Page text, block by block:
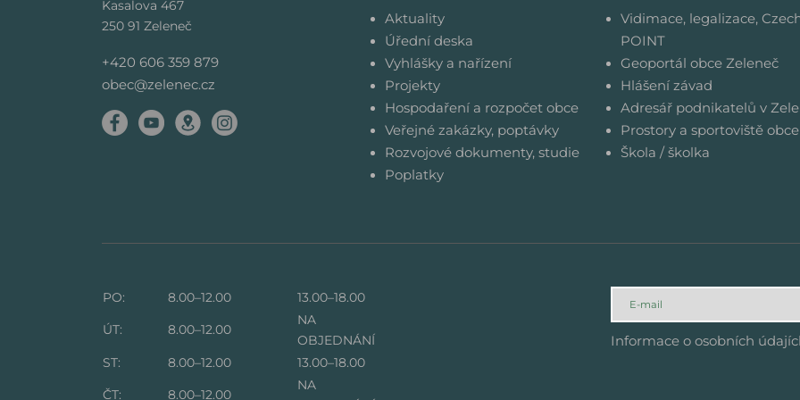
Kasalova 467
250 91 Zeleneč
+420 606 359 879
obec@zelenec.cz
Aktuality
Úřední deska
Vyhlášky a nařízení
Projekty
Hospodaření a rozpočet obce
Veřejné zakázky, poptávky
Rozvojové dokumenty, studie
Poplatky
Vidimace, legalizace,
POINT
Geoportál obce Zeleneč
Hlášení závad
Adresář podnikatelů v
Prostory a sportoviště obce
Škola / školka
PO: 8.00–12.00
13.00–18.00
ÚT:
8.00–12.00
NA
OBJEDNÁNÍ
ST:
8.00–12.00
13.00–18.00
ČT:
8.00–12.00
NA
Informace o osobních